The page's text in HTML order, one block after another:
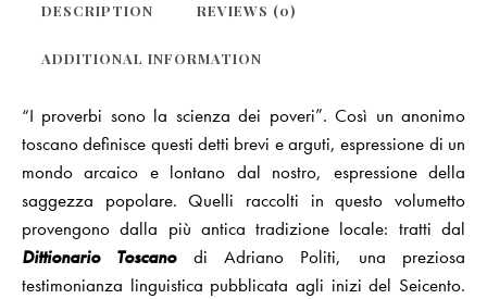
DESCRIPTION REVIEWS (0)
ADDITIONAL INFORMATION
“I proverbi sono la scienza dei poveri”. Così un anonimo
toscano definisce questi detti brevi e arguti, espressione di un
mondo arcaico e lontano dal nostro, espressione della
saggezza popolare. Quelli raccolti in questo volumetto
provengono dalla più antica tradizione locale: tratti dal
Dittionario Toscanodi Adriano Politi, una preziosa
testimonianza linguistica pubblicata agli inizi del Seicento.